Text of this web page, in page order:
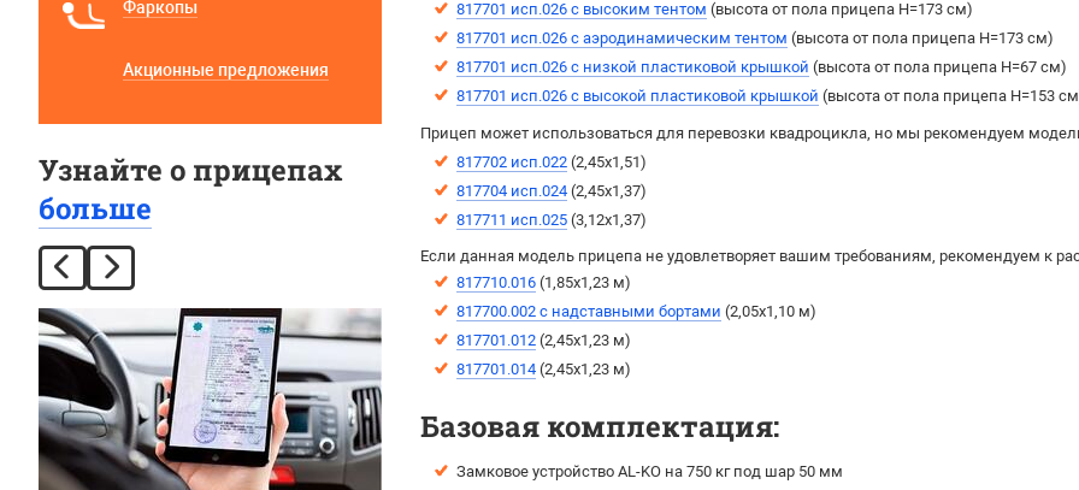
817701 исп.026 с высоким тентом (выcота от пола прицепа H=173 см)
817701 исп.026 с аэродинамическим тентом (выcота от пола прицепа H=173 см)
817701 исп.026 с низкой пластиковой крышкой (высота от пола прицепа H=67 см)
817701 исп.026 с высокой пластиковой крышкой (высота от пола прицепа H=153
Прицеп может использоваться для перевозки квадроцикла, но мы рекомендуем
817702 исп.022 (2,45х1,51)
817704 исп.024 (2,45х1,37)
817711 исп.025 (3,12х1,37)
Если данная модель прицепа не удовлетворяет вашим требованиям, рекомендуем к
817710.016 (1,85х1,23 м)
817700.002 с надставными бортами (2,05х1,10 м)
817701.012 (2,45х1,23 м)
817701.014 (2,45х1,23 м)
Базовая комплектация:
Замковое устройство AL-KO на 750 кг под шар 50 мм
Фаркопы
Акционные предложения
Узнайте о прицепах
больше